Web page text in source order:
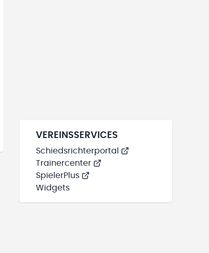
VEREINSSERVICES
Schiedsrichterportal
Trainercenter
SpielerPlus
Widgets